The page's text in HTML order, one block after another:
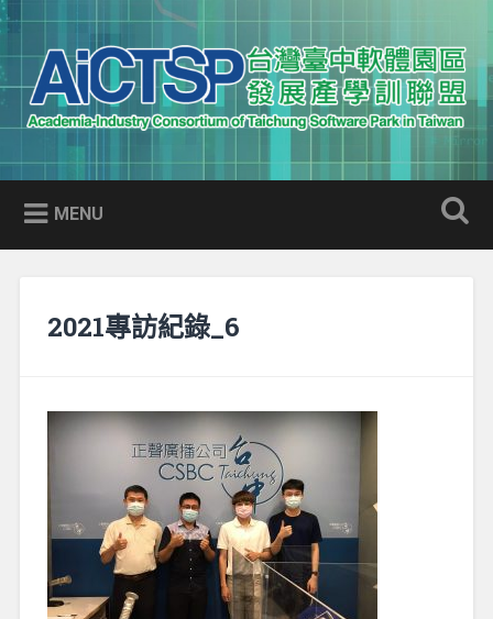
Skip
to
content
Search
AICTSP 台灣臺中軟體園區發展
產學訓聯盟
Academia-Industry Consortium of Taichung Software Park
in Taiwan
MENU
2021專訪紀錄_6